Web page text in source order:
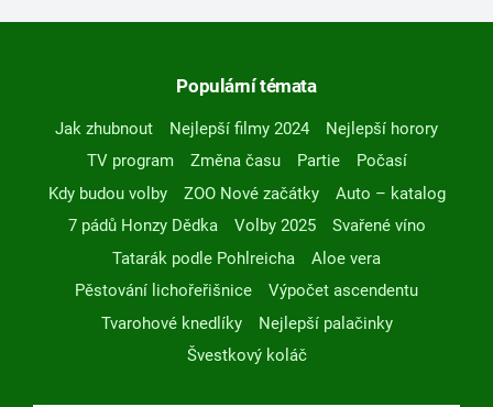
Populární témata
Jak zhubnout Nejlepší filmy 2024
Nejlepší horory
TV program
Změna času Partie
Počasí
Kdy budou volby
ZOO Nové začátky
Auto – katalog
7 pádů Honzy Dědka
Volby 2025
Svařené víno
Tatarák podle Pohlreicha
Aloe vera
Pěstování lichořeřišnice
Výpočet ascendentu
Tvarohové knedlíky
Nejlepší palačinky
Švestkový koláč